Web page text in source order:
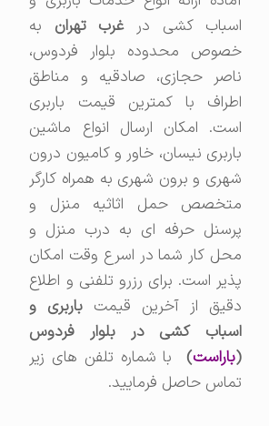
اسباب کشی در غرب تهرانبه
خصوص محدوده بلوار فردوس،
ناصر حجازی، صادقیه و مناطق
اطراف با کمترین قیمت باربری
است. امکان ارسال انواع ماشین
باربری نیسان، خاور و کامیون درون
شهری و برون شهری به همراه کارگر
متخصص حمل اثاثیه منزل و
پرسنل حرفه ای به درب منزل و
محل کار شما در اسرع وقت امکان
پذیر است. برای رزرو تلفنی و اطلاع
دقیق از آخرین قیمتباربری و
اسباب کشی در بلوار فردوس
باراست)با شماره تلفن های زیر
تماس حاصل فرمایید.